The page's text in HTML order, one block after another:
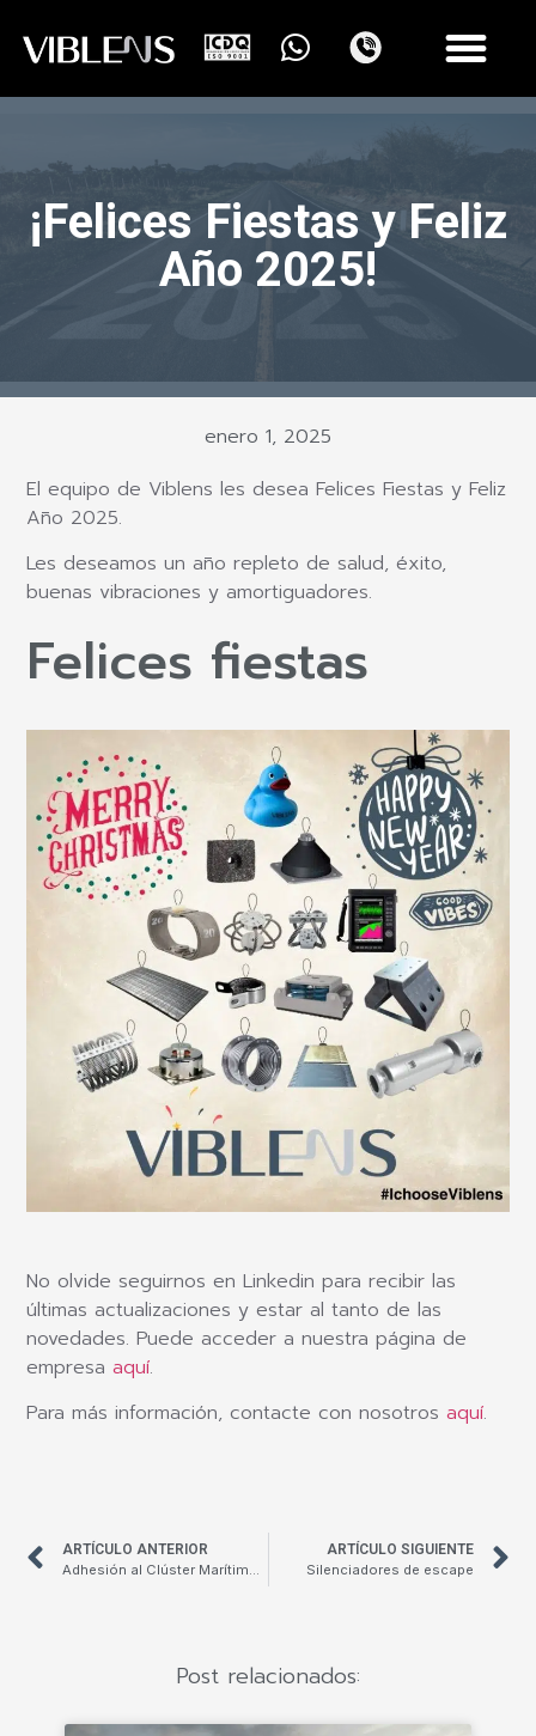
¡Felices Fiestas y Feliz
Año 2025!
enero 1, 2025
El equipo de Viblens les desea Felices Fiestas y Feliz
Año 2025.
Les deseamos un año repleto de salud, éxito,
buenas vibraciones y amortiguadores.
Felices fiestas
No olvide seguirnos en Linkedin para recibir las
últimas actualizaciones y estar al tanto de las
novedades. Puede acceder a nuestra página de
empresaaquí.
Para más información, contacte con nosotrosaquí.
ARTÍCULO ANTERIOR
Adhesión al Clúster Marítimo Naval de Cádiz
ARTÍCULO SIGUIENTE
Silenciadores de escape
Post relacionados: